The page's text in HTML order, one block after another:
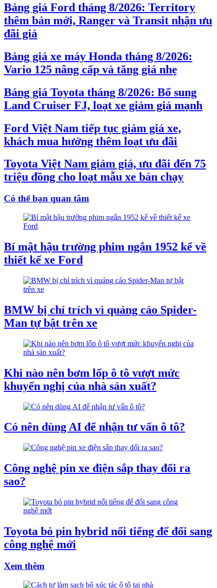
Bảng giá Ford tháng 8/2026: Territory
thêm bản mới, Ranger và Transit nhận ưu
đãi giá
Bảng giá xe máy Honda tháng 8/2026:
Vario 125 nâng cấp và tăng giá nhẹ
Bảng giá Toyota tháng 8/2026: Bổ sung
Land Cruiser FJ, loạt xe giảm giá mạnh
Ford Việt Nam tiếp tục giảm giá xe,
khách mua hưởng thêm loạt ưu đãi
Toyota Việt Nam giảm giá, ưu đãi đến 75
triệu đồng cho loạt mẫu xe bán chạy
Có thể bạn quan tâm
Bí mật hậu trường phim ngắn 1952 kể về
thiết kế xe Ford
BMW bị chỉ trích vì quảng cáo Spider-
Man tự bật trên xe
Khi nào nên bơm lốp ô tô vượt mức
khuyến nghị của nhà sản xuất?
Có nên dùng AI để nhận tư vấn ô tô?
Công nghệ pin xe điện sắp thay đổi ra
sao?
Toyota bỏ pin hybrid nổi tiếng để đổi sang
công nghệ mới
Xem thêm